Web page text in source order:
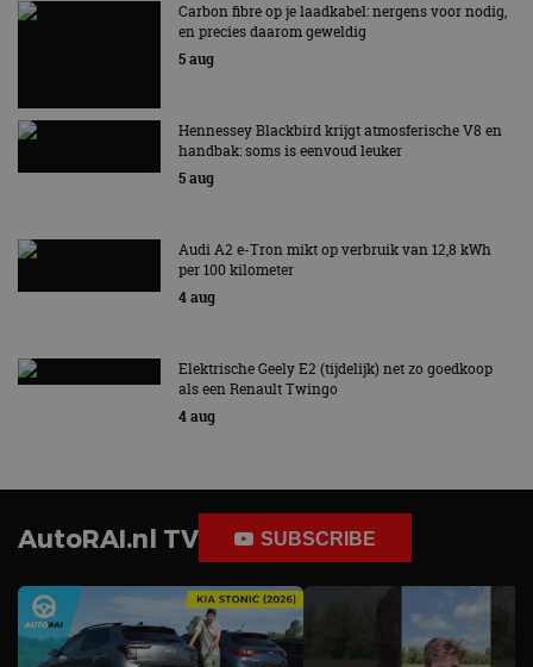
Carbon fibre op je laadkabel: nergens voor nodig,
en precies daarom geweldig
5 aug
Hennessey Blackbird krijgt atmosferische V8 en
handbak: soms is eenvoud leuker
5 aug
Audi A2 e-Tron mikt op verbruik van 12,8 kWh
per 100 kilometer
4 aug
Elektrische Geely E2 (tijdelijk) net zo goedkoop
als een Renault Twingo
4 aug
AutoRAI.nl TV SUBSCRIBE